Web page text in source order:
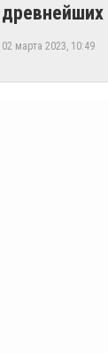
02 марта 2023, 10:49